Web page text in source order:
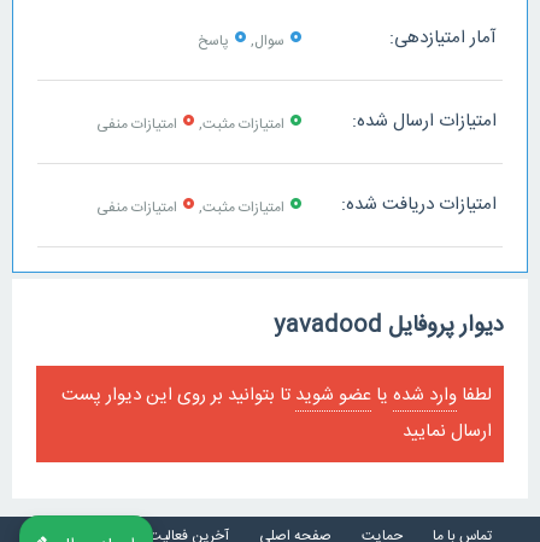
آمار امتیازدهی: 0 سوال, 0 پاسخ
امتیازات ارسال شده: 0 امتیازات مثبت, 0 امتیازات منفی
امتیازات دریافت شده: 0 امتیازات مثبت, 0 امتیازات منفی
دیوار پروفایل yavadood
لطفا وارد شده یا عضو شوید تا بتوانید بر روی این دیوار پست
ارسال نمایید
تماس با ما حمایت صفحه اصلی آخرین فعالیت ها